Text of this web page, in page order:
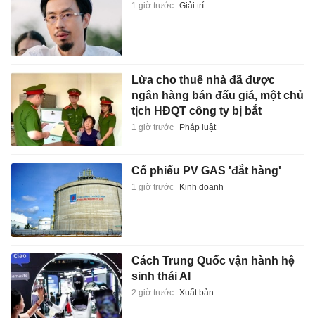
1 giờ trước Giải trí
Lừa cho thuê nhà đã được
ngân hàng bán đấu giá, một chủ
tịch HĐQT công ty bị bắt
1 giờ trước Pháp luật
Cổ phiếu PV GAS 'đắt hàng'
1 giờ trước Kinh doanh
Cách Trung Quốc vận hành hệ
sinh thái AI
2 giờ trước Xuất bản